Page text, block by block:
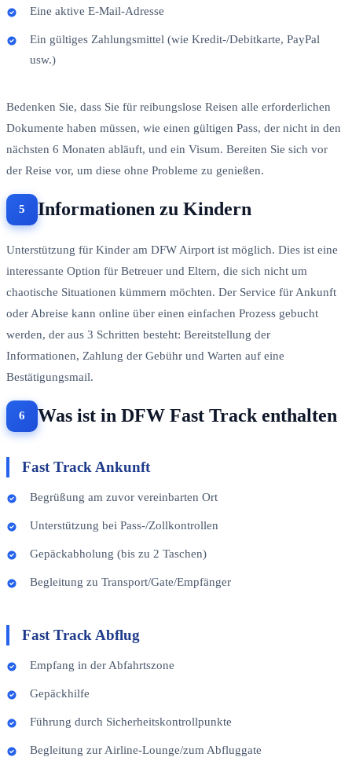
Eine aktive E-Mail-Adresse
Ein gültiges Zahlungsmittel (wie Kredit-/Debitkarte, PayPal
usw.)
Bedenken Sie, dass Sie für reibungslose Reisen alle erforderlichen
Dokumente haben müssen, wie einen gültigen Pass, der nicht in den
nächsten 6 Monaten abläuft, und ein Visum. Bereiten Sie sich vor
der Reise vor, um diese ohne Probleme zu genießen.
Informationen zu Kindern
Unterstützung für Kinder am DFW Airport ist möglich. Dies ist eine
interessante Option für Betreuer und Eltern, die sich nicht um
chaotische Situationen kümmern möchten. Der Service für Ankunft
oder Abreise kann online über einen einfachen Prozess gebucht
werden, der aus 3 Schritten besteht: Bereitstellung der
Informationen, Zahlung der Gebühr und Warten auf eine
Bestätigungsmail.
Was ist in DFW Fast Track enthalten
Fast Track Ankunft
Begrüßung am zuvor vereinbarten Ort
Unterstützung bei Pass-/Zollkontrollen
Gepäckabholung (bis zu 2 Taschen)
Begleitung zu Transport/Gate/Empfänger
Fast Track Abflug
Empfang in der Abfahrtszone
Gepäckhilfe
Führung durch Sicherheitskontrollpunkte
Begleitung zur Airline-Lounge/zum Abfluggate